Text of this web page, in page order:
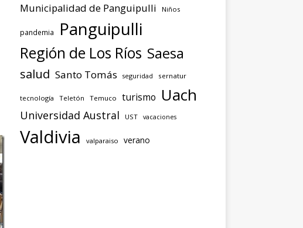
Municipalidad de Panguipulli Niños
pandemia Panguipulli
Región de Los Ríos Saesa
salud Santo Tomás seguridad sernatur
tecnología Teletón Temuco turismo Uach
Universidad Austral UST vacaciones
Valdivia valparaiso verano